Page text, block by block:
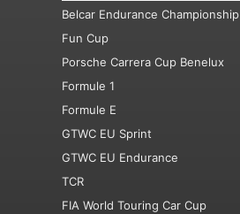
Belcar Endurance Championship
Fun Cup
Porsche Carrera Cup Benelux
Formule 1
Formule E
GTWC EU Sprint
GTWC EU Endurance
TCR
FIA World Touring Car Cup